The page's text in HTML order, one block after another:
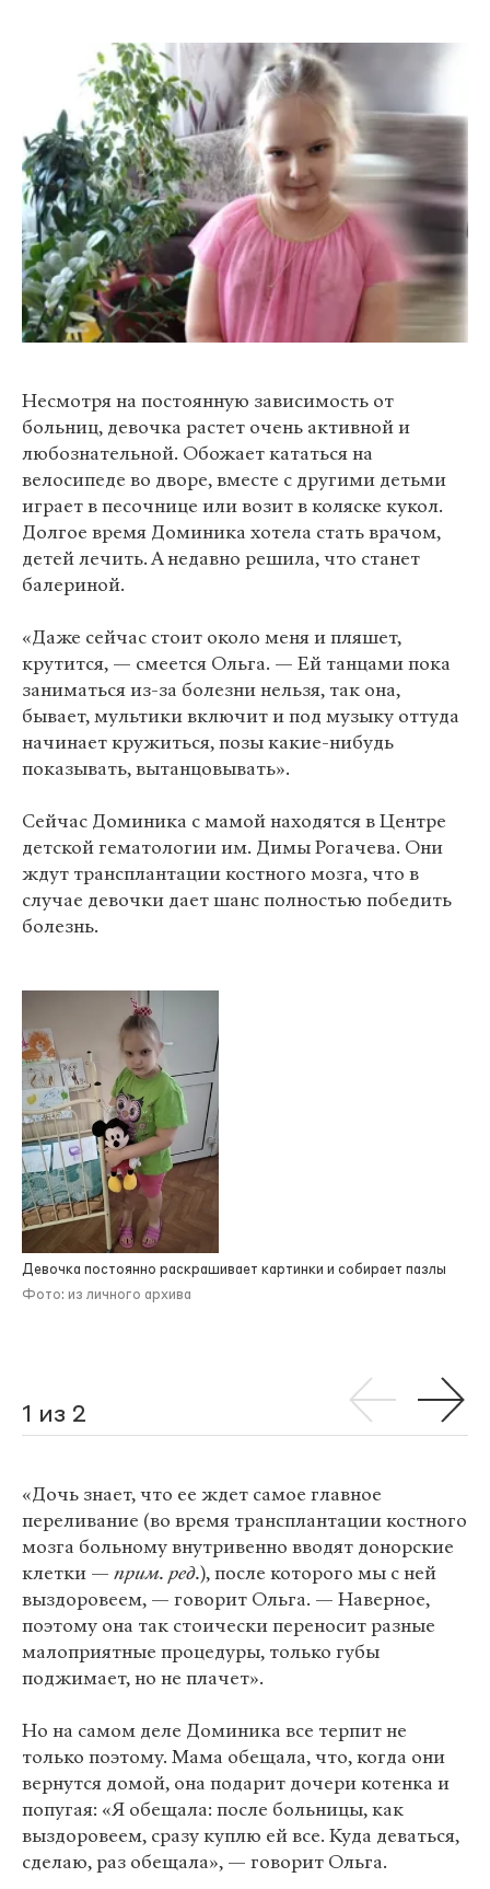
Несмотря на постоянную зависимость от
больниц, девочка растет очень активной и
любознательной. Обожает кататься на
велосипеде во дворе, вместе с другими детьми
играет в песочнице или возит в коляске кукол.
Долгое время Доминика хотела стать врачом,
детей лечить. А недавно решила, что станет
балериной.
«Даже сейчас стоит около меня и пляшет,
крутится, — смеется Ольга. — Ей танцами пока
заниматься из-за болезни нельзя, так она,
бывает, мультики включит и под музыку оттуда
начинает кружиться, позы какие-нибудь
показывать, вытанцовывать».
Сейчас Доминика с мамой находятся в Центре
детской гематологии им. Димы Рогачева. Они
ждут трансплантации костного мозга, что в
случае девочки дает шанс полностью победить
болезнь.
Девочка постоянно раскрашивает картинки и собирает пазлы
Фото: из личного архива
1 из 2
«Дочь знает, что ее ждет самое главное
переливание (во время трансплантации костного
мозга больному внутривенно вводят донорские
клетки — прим. ред.), после которого мы с ней
выздоровеем, — говорит Ольга. — Наверное,
поэтому она так стоически переносит разные
малоприятные процедуры, только губы
поджимает, но не плачет».
Но на самом деле Доминика все терпит не
только поэтому. Мама обещала, что, когда они
вернутся домой, она подарит дочери котенка и
попугая: «Я обещала: после больницы, как
выздоровеем, сразу куплю ей все. Куда деваться,
сделаю, раз обещала», — говорит Ольга.